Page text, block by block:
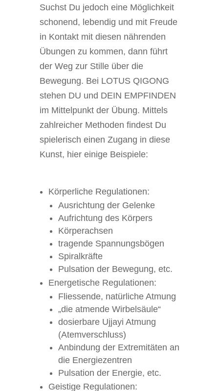
Suchst Du jedoch eine Möglichkeit
schonend, lebendig und mit Freude
in Kontakt mit diesen nährenden
Übungen zu kommen, dann führt
der Weg zur Stille über die
Bewegung. Bei LOTUS QIGONG
stehen DU und DEIN EMPFINDEN
im Mittelpunkt der Übung. Mittels
zahlreicher Methoden findest Du
spielerisch einen Zugang in diese
Kunst, hier einige Beispiele:
Körperliche Regulationen:
Ausrichtung der Gelenke
Aufrichtung des Körpers
Körperachsen
tragende Spannungsbögen
Spiralkräfte
Pulsation der Bewegung, etc.
Energetische Regulationen:
Fliessende, natürliche Atmung
„die atmende Wirbelsäule“
dosierbare Ujjayi Atmung
(Atemverschluss)
Anbindung der Extremitäten an
die Energiezentren
Pulsation der Energie, etc.
Geistige Regulationen: